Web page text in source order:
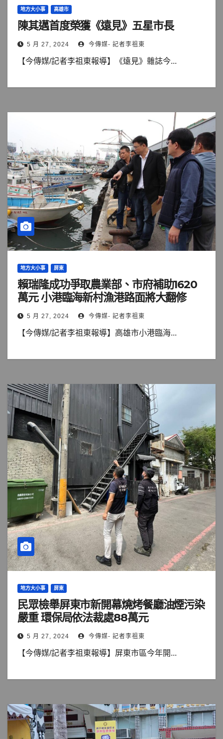
地方大小事 高雄市
陳其邁首度榮獲《遠見》五星市長
5 月 27, 2024 今傳媒- 記者李祖東
【今傳媒/記者李祖東報導】《遠見》雜誌今...
地方大小事 屏東
賴瑞隆成功爭取農業部、市府補助1620
萬元 小港臨海新村漁港路面將大翻修
5 月 27, 2024 今傳媒- 記者李祖東
【今傳媒/記者李祖東報導】高雄市小港臨海...
地方大小事 屏東
民眾檢舉屏東市新開幕燒烤餐廳油煙污染
嚴重 環保局依法裁處88萬元
5 月 27, 2024 今傳媒- 記者李祖東
【今傳媒/記者李祖東報導】屏東市區今年開...